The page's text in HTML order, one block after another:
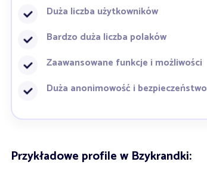
Duża liczba użytkowników
Bardzo duża liczba polaków
Zaawansowane funkcje i możliwości
Duża anonimowość i bezpieczeństwo
Przykładowe profile w Bzykrandki: